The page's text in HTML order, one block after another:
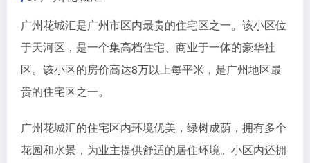
广州花城汇是广州市区内最贵的住宅区之一。该小区位
于天河区，是一个集高档住宅、商业于一体的豪华社
区。该小区的房价高达8万以上每平米，是广州地区最
贵的住宅区之一。
广州花城汇的住宅区内环境优美，绿树成荫，拥有多个
花园和水景，为业主提供舒适的居住环境。小区内还拥